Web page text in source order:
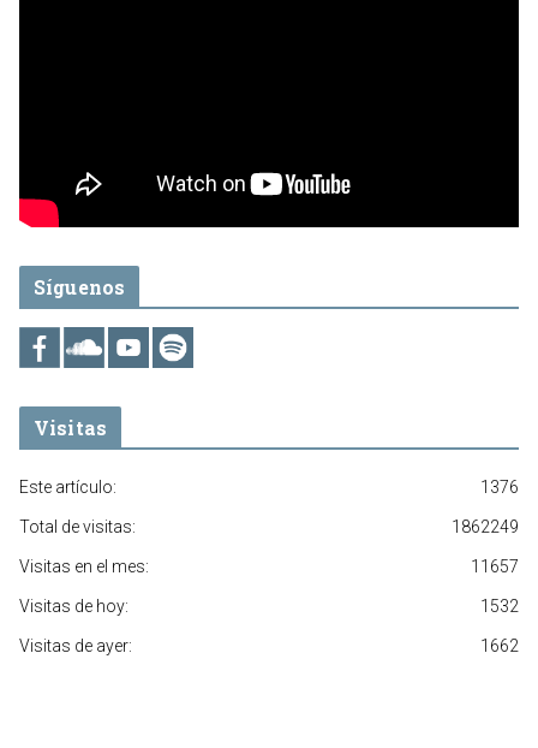
Síguenos
Visitas
1376
Este artículo:
1862249
Total de visitas:
11657
Visitas en el mes:
1532
Visitas de hoy:
1662
Visitas de ayer: